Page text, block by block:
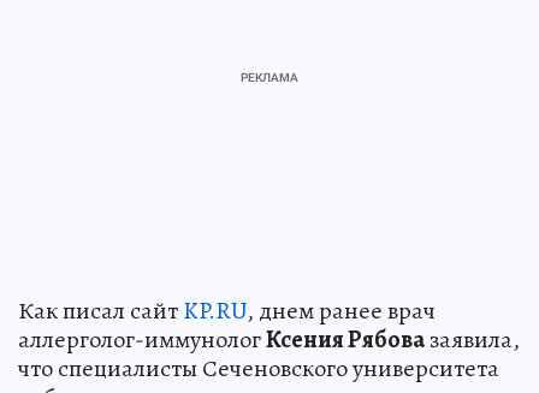
Как писал сайтKP.RU, днем ранее врач
аллерголог-иммунологКсения Рябовазаявила,
что специалисты Сеченовского университета